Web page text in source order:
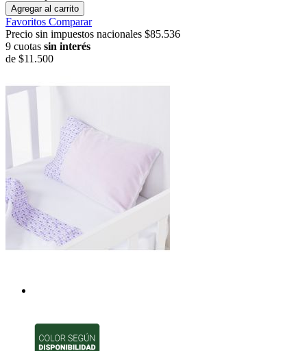
Agregar al carrito
Favoritos Comparar
Precio sin impuestos nacionales $85.536
9 cuotas sin interés
de $11.500